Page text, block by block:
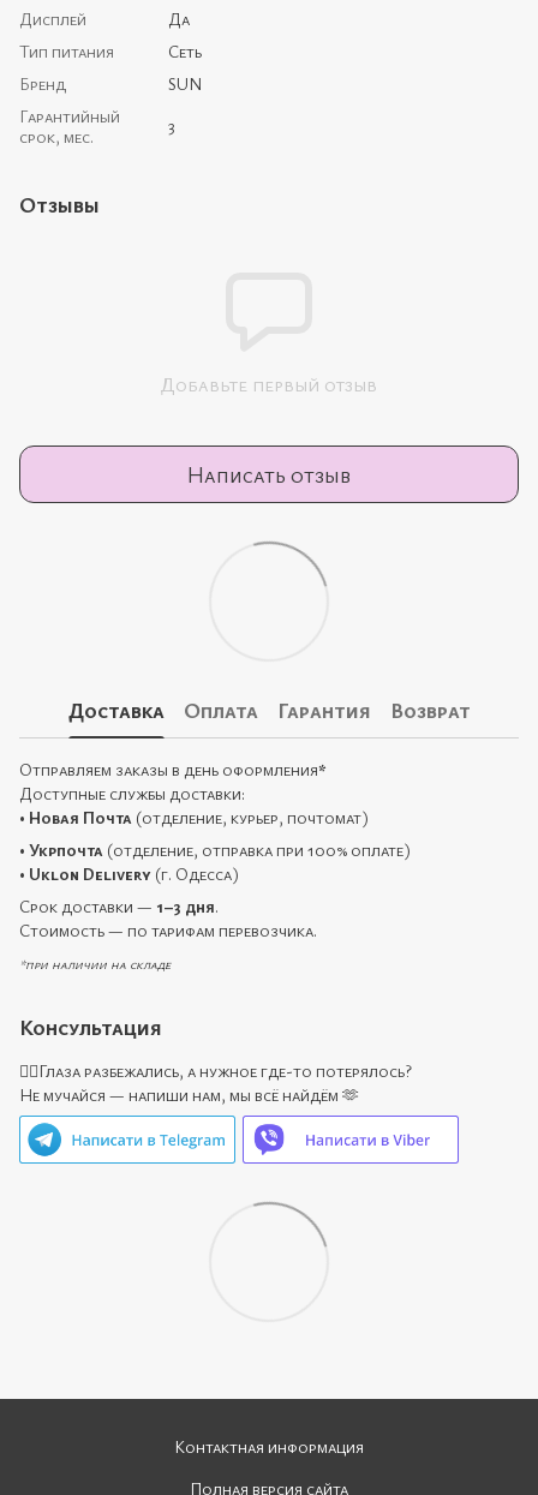
Дисплей
Да
Тип питания
Сеть
Бренд
SUN
Гарантийный
срок, мес.
3
Отзывы
Добавьте первый отзыв
Написать отзыв
Доставка Оплата Гарантия Возврат
Отправляем заказы в день оформления*
Доступные службы доставки:
• Новая Почта (отделение, курьер, почтомат)
• Укрпочта (отделение, отправка при 100% оплате)
• Uklon Delivery (г. Одесса)
Срок доставки — 1–3 дня.
Стоимость — по тарифам перевозчика.
*при наличии на складе
Консультация
🙋‍♀️Глаза разбежались, а нужное где-то потерялось?
Не мучайся — напиши нам, мы всё найдём 🫶
Контактная информация
Полная версия сайта